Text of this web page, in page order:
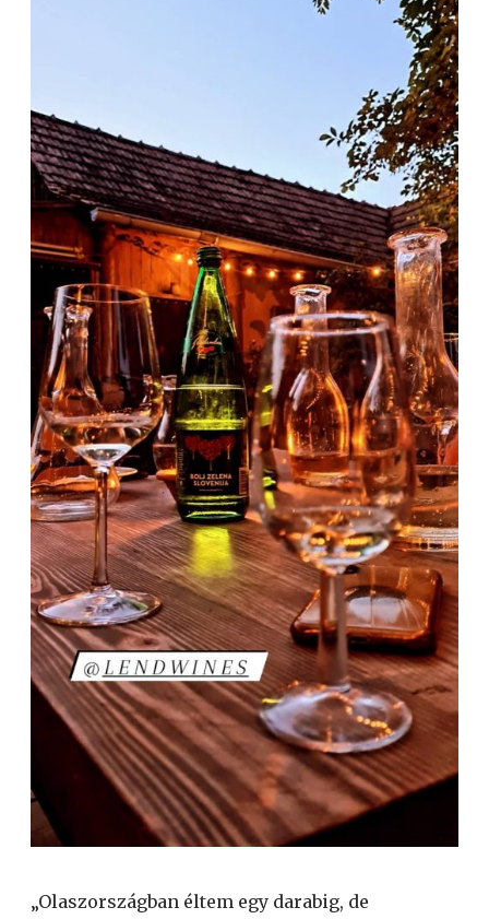
„Olaszországban éltem egy darabig, de